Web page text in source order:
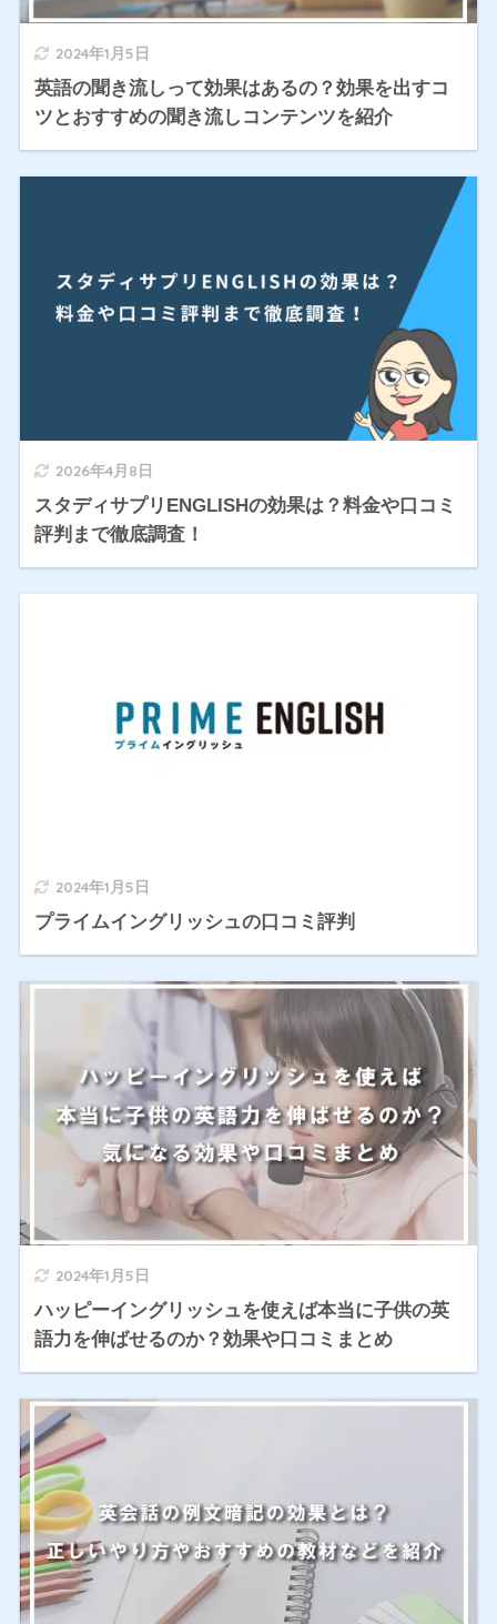
2024年1月5日
英語の聞き流しって効果はあるの？効果を出すコ
ツとおすすめの聞き流しコンテンツを紹介
2026年4月8日
スタディサプリENGLISHの効果は？料金や口コミ
評判まで徹底調査！
2024年1月5日
プライムイングリッシュの口コミ評判
2024年1月5日
ハッピーイングリッシュを使えば本当に子供の英
語力を伸ばせるのか？効果や口コミまとめ